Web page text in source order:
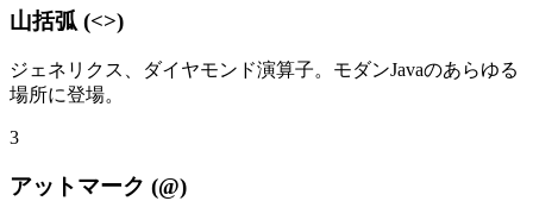
山括弧 (<>)
ジェネリクス、ダイヤモンド演算子。モダンJavaのあらゆる
場所に登場。
3
アットマーク (@)